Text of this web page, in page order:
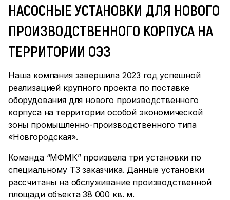
НАСОСНЫЕ УСТАНОВКИ ДЛЯ НОВОГО
ПРОИЗВОДСТВЕННОГО КОРПУСА НА
ТЕРРИТОРИИ ОЭЗ
Наша компания завершила 2023 год успешной
реализацией крупного проекта по поставке
оборудования для нового производственного
корпуса на территории особой экономической
зоны промышленно-производственного типа
«Новгородская».
Команда “МФМК” произвела три установки по
специальному ТЗ заказчика. Данные установки
рассчитаны на обслуживание производственной
площади объекта 38 000 кв. м.